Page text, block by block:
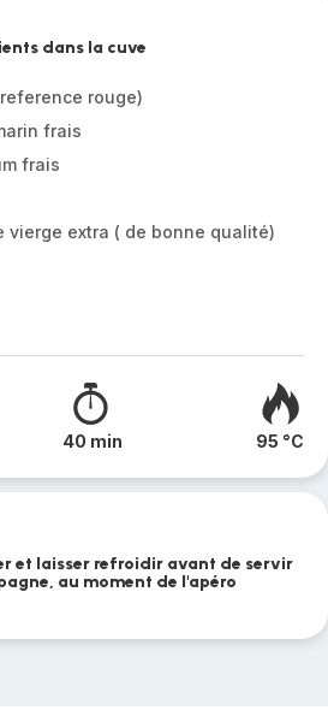
dans la cuve
rouge)
frais
frais
vierge extra ( de bonne qualité)
40 min 95 °C
et laisser refroidir avant de servir
au moment de l'apéro